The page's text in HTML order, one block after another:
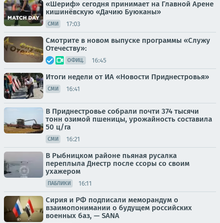
«Шериф» сегодня принимает на Главной Арене
кишинёвскую «Дачию Буюканы»
СМИ 17:03
Смотрите в новом выпуске программы «Служу
Отечеству»:
ОФИЦ. 16:45
Итоги недели от ИА «Новости Приднестровья»
СМИ 16:41
В Приднестровье собрали почти 374 тысячи
тонн озимой пшеницы, урожайность составила
50 ц/га
СМИ 16:21
В Рыбницком районе пьяная русалка
переплыла Днестр после ссоры со своим
ухажером
ПАБЛИКИ 16:11
Сирия и РФ подписали меморандум о
взаимопонимании о будущем российских
военных баз, — SANA